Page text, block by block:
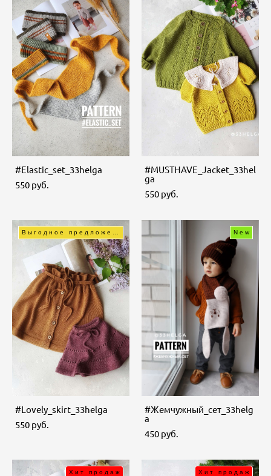
#Еlastic_set_33helga
550 pуб.
#MUSTHAVE_Jacket_33hel
ga
550 pуб.
#Lovely_skirt_33helga
550 pуб.
New
#Жемчужный_сет_33helg
a
450 pуб.
Хит продаж Хит продаж